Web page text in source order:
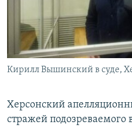
ПОБЕДИТЕЛЕЙ НЕ СУДЯТ?
КРЫМ.НЕПОКОРЕННЫЙ
ELIFBE
УКРАИНСКАЯ ПРОБЛЕМА КРЫМА
Кирилл Вышинский в суде,
Херсонский
стражей подозреваемого